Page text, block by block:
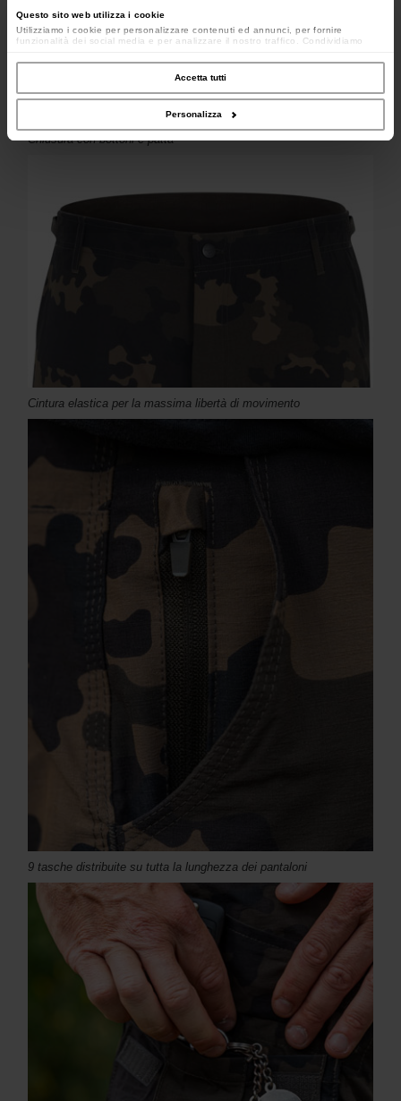
Questo sito web utilizza i cookie
Utilizziamo i cookie per personalizzare contenuti ed annunci, per fornire
funzionalità dei social media e per analizzare il nostro traffico. Condividiamo
occupano di analisi dei dati web, pubblicità e social media, i quali potrebbero
combinarle con altre informazioni che hai fornito loro o che hanno raccolto dal
Accetta tutti
Personalizza
Chiusura con bottoni e patta
Cintura elastica per la massima libertà di movimento
9 tasche distribuite su tutta la lunghezza dei pantaloni